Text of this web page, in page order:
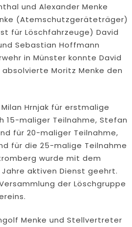
und Alexander Menke
(Atemschutzgeräteträger)
für Löschfahrzeuge) David
Sebastian Hoffmann
in Münster konnte David
Moritz Menke den
Hrnjak für erstmalige
15-maliger Teilnahme, Stefan
für 20-maliger Teilnahme,
für die 25-malige Teilnahme
wurde mit dem
aktiven Dienst geehrt.
der Löschgruppe
Menke und Stellvertreter